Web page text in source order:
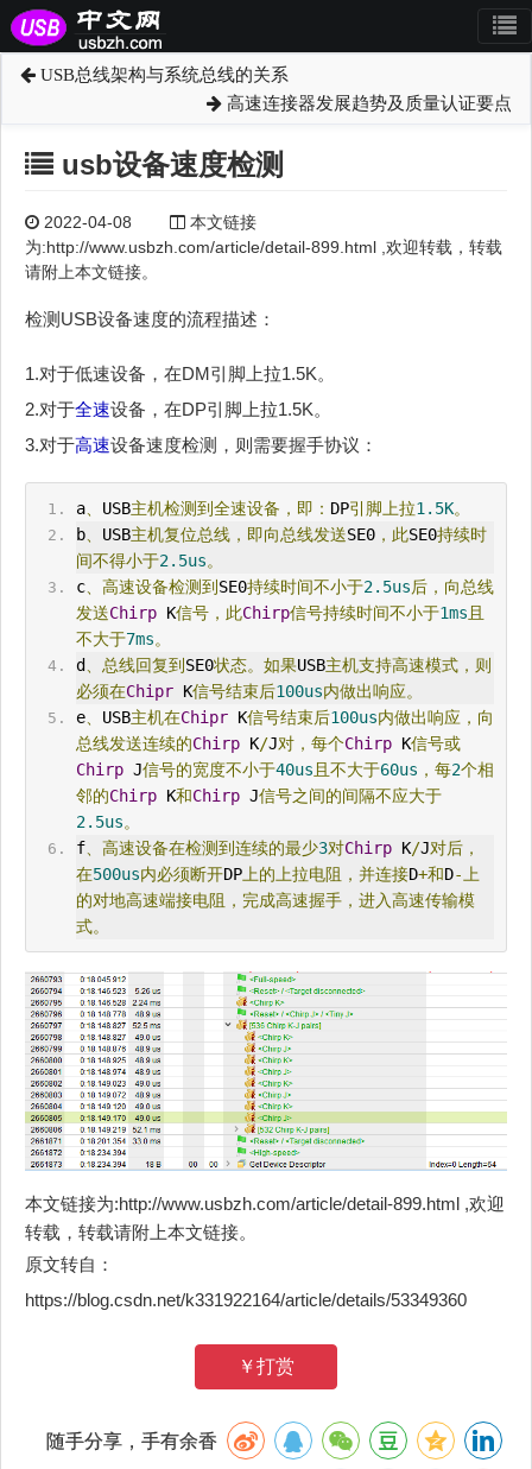
USB总线架构与系统总线的关系
高速连接器发展趋势及质量认证要点
usb设备速度检测
2022-04-08
本文链接
为:http://www.usbzh.com/article/detail-899.html ,欢迎转载，转载
请附上本文链接。
检测USB设备速度的流程描述：
1.对于低速设备，在DM引脚上拉1.5K。
2.对于全速设备，在DP引脚上拉1.5K。
3.对于高速设备速度检测，则需要握手协议：
a、 USB主机检测到全速设备，即： DP引脚上拉1.5K。
b、 USB主机复位总线，即向总线发送SE0，此SE0持续时
间不得小于2.5us。
c、 高速设备检测到 SE0持续时间不小于2.5us后，向总线
发送Chirp K信号，此Chirp信号持续时间不小于1ms 且
不大于7ms。
d
、总线回复到 SE0状态。如果USB主机支持高速模式，则
必须在Chipr K信号结束后100us内做出响应。
e、 USB主机在Chipr K信号结束后100us内做出响应，向
总线发送连续的Chirp K/J对，每个Chirp K信号或
Chirp J信号的宽度不小于40us 且不大于60us ，每2个相
邻的Chirp K和Chirp J信号之间的间隔不应大于
2.5us。
f、高速设备在检测到连续的最少3对Chirp K/J对后，
在500us内必须断开DP上的上拉电阻，并连接D+和D-上
的对地高速端接电阻，完成高速握手，进入高速传输模
式。
本文链接为:http://www.usbzh.com/article/detail-899.html ,欢迎
转载，转载请附上本文链接。
原文转自：
https://blog.csdn.net/k331922164/article/details/53349360
￥打赏
随手分享，手有余香